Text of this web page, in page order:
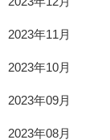
2023年11月
2023年10月
2023年09月
2023年08月